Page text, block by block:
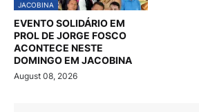
JACOBINA
EVENTO SOLIDÁRIO EM
PROL DE JORGE FOSCO
ACONTECE NESTE
DOMINGO EM JACOBINA
August 08, 2026